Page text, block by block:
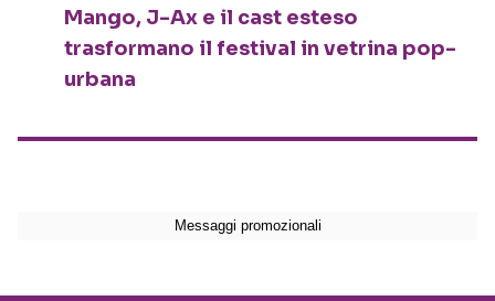
Mango, J-Ax e il cast esteso
trasformano il festival in vetrina pop-
urbana